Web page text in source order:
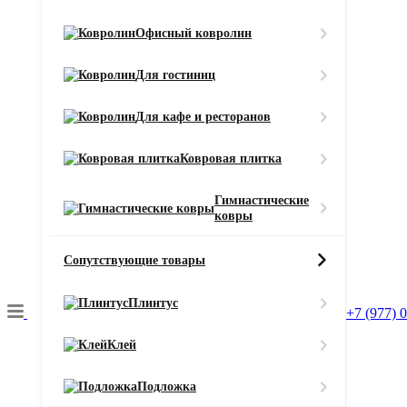
Офисный ковролин
Для гостиниц
Для кафе и ресторанов
Ковровая плитка
Гимнастические
ковры
Сопутствующие товары
Плинтус
Клей
Подложка
+7 (977)
Смотреть все характеристики
Ширина (м)
Кол-во в м2 Или укажите нужное количество в м2
Цена за 1 м
Итого к оплате:
2620 ₽
Добавить в корзину
Вызовите замерщика бесплатно!